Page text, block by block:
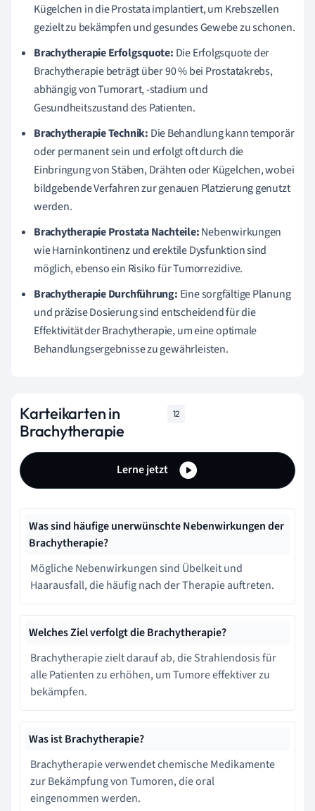
Kügelchen in die Prostata implantiert, um Krebszellen
gezielt zu bekämpfen und gesundes Gewebe zu schonen.
Brachytherapie Erfolgsquote: Die Erfolgsquote der
Brachytherapie beträgt über 90 % bei Prostatakrebs,
abhängig von Tumorart, -stadium und
Gesundheitszustand des Patienten.
Brachytherapie Technik: Die Behandlung kann temporär
oder permanent sein und erfolgt oft durch die
Einbringung von Stäben, Drähten oder Kügelchen, wobei
bildgebende Verfahren zur genauen Platzierung genutzt
werden.
Brachytherapie Prostata Nachteile:Nebenwirkungen
wie Harninkontinenz und erektile Dysfunktion sind
möglich, ebenso ein Risiko für Tumorrezidive.
Brachytherapie Durchführung: Eine sorgfältige Planung
und präzise Dosierung sind entscheidend für die
Effektivität der Brachytherapie, um eine optimale
Behandlungsergebnisse zu gewährleisten.
Karteikarten in
Brachytherapie
12
Lerne jetzt
Was sind häufige unerwünschte Nebenwirkungen der
Brachytherapie?
Mögliche Nebenwirkungen sind Übelkeit und
Haarausfall, die häufig nach der Therapie auftreten.
Welches Ziel verfolgt die Brachytherapie?
Brachytherapie zielt darauf ab, die Strahlendosis für
alle Patienten zu erhöhen, um Tumore effektiver zu
bekämpfen.
Was ist Brachytherapie?
Brachytherapie verwendet chemische Medikamente
zur Bekämpfung von Tumoren, die oral
eingenommen werden.